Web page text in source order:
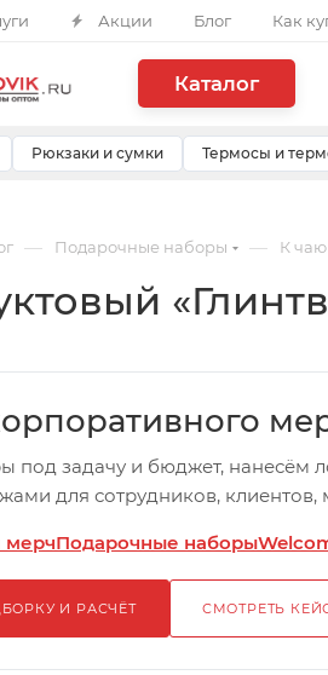
Акции Блог Как
Каталог
Рюкзаки и сумки Термосы и
— Подарочные наборы — К
под задачу и бюджет, нанесём
для сотрудников,
мерчПодарочные наборы
И РАСЧЁТ СМОТРЕТЬ